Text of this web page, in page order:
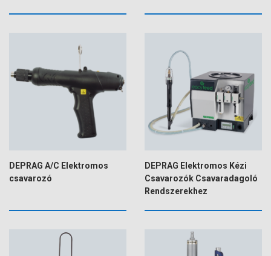
DEPRAG A/C Elektromos
csavarozó
DEPRAG Elektromos Kézi
Csavarozók Csavaradagoló
Rendszerekhez